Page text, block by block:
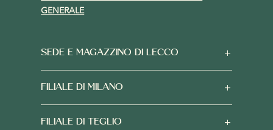
GENERALE
SEDE E MAGAZZINO DI LECCO
FILIALE DI MILANO
FILIALE DI TEGLIO